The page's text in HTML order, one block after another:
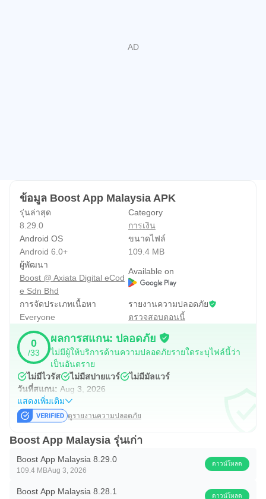
Boost ™ Prepaid - เพลิดเพลินไปกับการเติมเงินแบบคุ้มค่า
เมื่อคุณมีเครดิตเติมเงินมือถือเหลือน้อย เติมเงินใน 5 วินาที
ด้วย Boost! ไม่มีการเดินทางไปร้านค้าทางกายภาพอีกต่อไป
ไม่ต้องโหลดซ้ำอีกต่อไปด้วย PIN 16 หลัก มีให้สำหรับผู้ใช้
โทรคมนาคมทุกคน (Digi, Celcom, Hotlink, U Mobile,
redONE และอีกมากมาย)
ประกันภัยรายย่อย
ต้องการความคุ้มครองไหม? Boost ช่วยสนับสนุนคุณด้วย
แผนประกันภัยขนาดพอดีคำของเรา! เรามีรายการแผนความ
คุ้มครองรายย่อยที่โดดเด่นซึ่งรับประกันโดย Great Eastern
แผนประกันรถยนต์ของเรา CarProtect อนุญาตให้ผู้ใช้ Boost
ทำประกันยานพาหนะของตนในกรณีที่เกิดเหตุการณ์ที่ไม่
คาดฝัน
ค้นหาข้อมูลเพิ่มเติมได้ที่ https://www.myboost.co หรือ
ติดตามเราได้ที่:
ข้อมูล Boost App Malaysia APK
รุ่นล่าสุด
8.29.0
Category
การเงิน
Android OS
Android 6.0+
ขนาดไฟล์
109.4 MB
ผู้พัฒนา
Boost @ Axiata Digital eCod
e Sdn Bhd
Available on
การจัดประเภทเนื้อหา
Everyone
รายงานความปลอดภัย
ตรวจสอบตอนนี้
0
/33
ผลการสแกน: ปลอดภัย
ไม่มีผู้ให้บริการด้านความปลอดภัยรายใดระบุไฟล์นี้ว่า
เป็นอันตราย
ไม่มีไวรัส
ไม่มีสปายแวร์
ไม่มีมัลแวร์
วันที่สแกน: Aug 3, 2026
แสดงเพิ่มเติม
ดูรายงานความปลอดภัย
Boost App Malaysia รุ่นเก่า
Boost App Malaysia 8.29.0
109.4 MBAug 3, 2026
ดาวน์โหลด
Boost App Malaysia 8.28.1 ดาวน์โหลด